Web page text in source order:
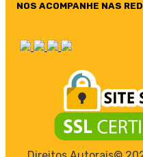
NOS ACOMPANHE NAS